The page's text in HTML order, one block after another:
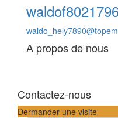
A propos de nous
Contactez-nous
Dermander une visite